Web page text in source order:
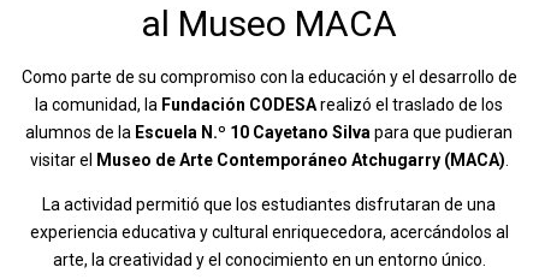
al Museo MACA
Como parte de su compromiso con la educación y el desarrollo de
la comunidad, la Fundación CODESArealizó el traslado de los
alumnos de la Escuela N.º 10 Cayetano Silva para que pudieran
visitar el
Museo de Arte Contemporáneo Atchugarry (MACA)
La actividad permitió que los estudiantes disfrutaran de una
experiencia educativa y cultural enriquecedora, acercándolos al
arte, la creatividad y el conocimiento en un entorno único.